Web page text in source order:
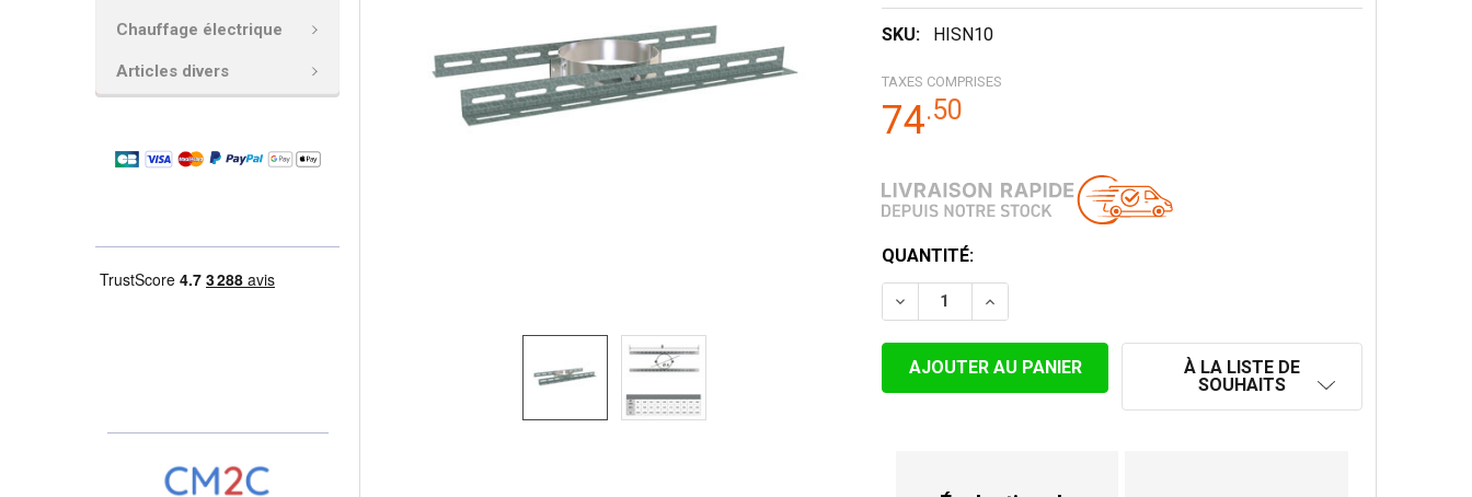
Chauffage électrique
Articles divers
SKU: HISN10
TAXES COMPRISES
74.50
STOCK
ACTUEL:
QUANTITÉ:
DIMINUER LA QUANTITÉ DE SUPPORT AU SOL LONG POUR SP 100 MM
AUGMENTER LA QUANTITÉ DE SUPPORT AU SOL LONG
À LA LISTE DE
SOUHAITS
LA
SÉLECTION
AU PANIER